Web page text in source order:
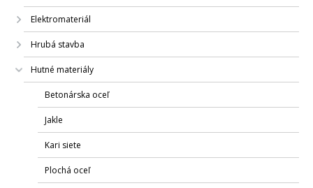
Elektromateriál
Hrubá stavba
Hutné materiály
Betonárska oceľ
Jakle
Kari siete
Plochá oceľ